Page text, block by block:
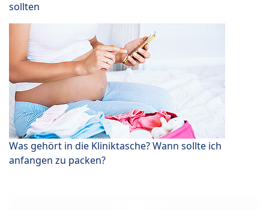
sollten
Was gehört in die Kliniktasche? Wann sollte ich
anfangen zu packen?